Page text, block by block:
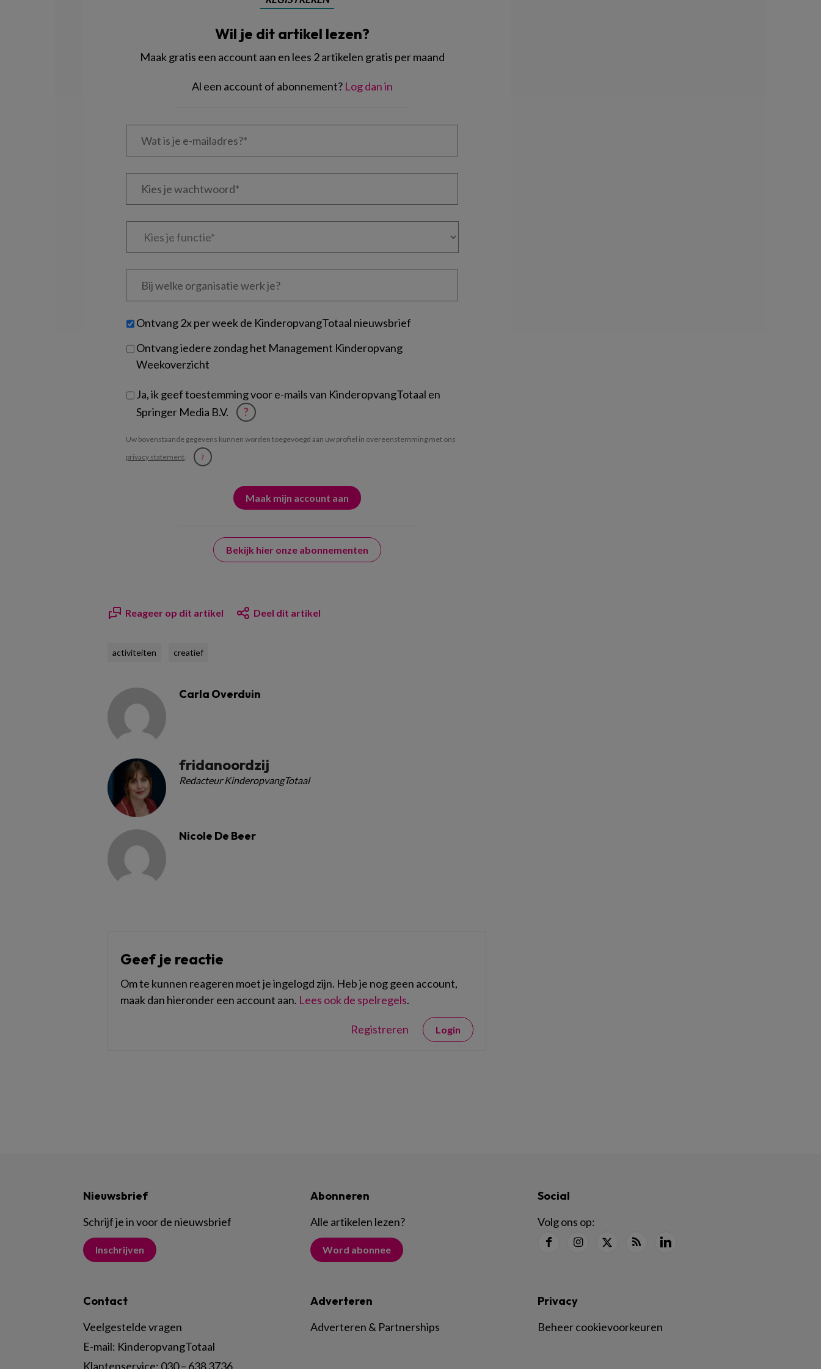
Wil je dit artikel lezen?
Maak gratis een account aan en lees 2 artikelen gratis per maand
Al een account of abonnement? Log dan in
Wat
Kies
Kies
Bij
welke
je?
Untitled
Ontvang 2x per week de KinderopvangTotaal nieuwsbrief
Ontvang iedere zondag het Management Kinderopvang
Weekoverzicht
Ja, ik geef toestemming voor e-mails van KinderopvangTotaal en
Springer Media B.V.
?
Uw bovenstaande gegevens kunnen worden toegevoegd aan uw profiel in overeenstemming met ons
privacy statement. ?
Bekijk hier onze abonnementen
Reageer op dit artikel Deel dit artikel
activiteiten creatief
Carla Overduin
fridanoordzij
Redacteur KinderopvangTotaal
Nicole De Beer
Geef je reactie
Om te kunnen reageren moet je ingelogd zijn. Heb je nog geen account,
maak dan hieronder een account aan. Lees ook de spelregels.
Registreren Login
Nieuwsbrief
Schrijf je in voor de nieuwsbrief
Inschrijven
Abonneren
Alle artikelen lezen?
Word abonnee
Social
Volg ons op:
Contact
Veelgestelde vragen
E-mail: KinderopvangTotaal
Klantenservice: 030 – 638 3736
Adverteren
Adverteren & Partnerships
Privacy
Beheer cookievoorkeuren